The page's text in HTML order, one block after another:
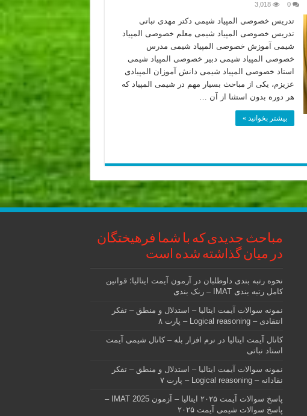
0
3,018
تدریس خصوصی المپیاد شیمی دکتر مهدی نباتی
تدریس خصوصی المپیاد شیمی معلم خصوصی المپیاد
شیمی آموزش خصوصی المپیاد شیمی مدرس
خصوصی المپیاد شیمی دبیر خصوصی المپیاد شیمی
استاد خصوصی المپیاد شیمی دانش آموزان المپیادی
عزیزم، یکی از مباحث بسیار مهم در شیمی المپیاد که
هر دوره بدون استثنا از آن …
بیشتر بخوانید »
مباحث جدیدی که با شما فرهیختگان
در میان گذاشته شده است
نحوه رتبه بندی داوطلبان در آزمون آیمت ایتالیا؛ قوانین
کامل رتبه بندی IMAT – رنک بندی
نمونه سوالات آیمت ایتالیا – استدلال و منطق – تفکر
انتقادی – Logical reasoning – پارت ۸
کانال آیمت ایتالیا در نرم افزار بله – کانال شیمی آیمت
استاد نباتی
نمونه سوالات آیمت ایتالیا – استدلال و منطق – تفکر
نقادانه – Logical reasoning – پارت ۷
پاسخ سوالات آیمت ۲۰۲۵ ایتالیا – آزمون IMAT 2025 –
پاسخ سوالات شیمی آیمت ۲۰۲۵